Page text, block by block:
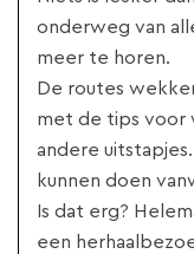
onderweg van
meer te horen.
De routes
met de tips voor
andere
kunnen doen
Is dat erg?
een